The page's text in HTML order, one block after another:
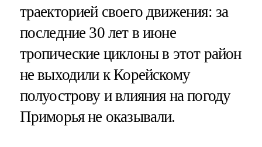
траекторией своего движения: за
последние 30 лет в июне
тропические циклоны в этот район
не выходили к Корейскому
полуострову и влияния на погоду
Приморья не оказывали.